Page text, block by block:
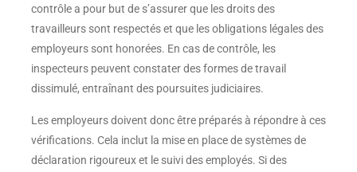
contrôle a pour but de s’assurer que les droits des
travailleurs sont respectés et que les obligations légales des
employeurs sont honorées. En cas de contrôle, les
inspecteurs peuvent constater des formes de travail
dissimulé, entraînant des poursuites judiciaires.
Les employeurs doivent donc être préparés à répondre à ces
vérifications. Cela inclut la mise en place de systèmes de
déclaration rigoureux et le suivi des employés. Si des